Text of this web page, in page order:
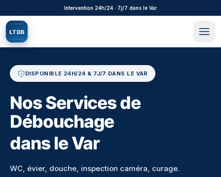
Aller au contenu principalIntervention 24h/24 · 7j/7 dans le Var
LTDB
DISPONIBLE 24H/24 & 7J/7 DANS LE VAR
Nos Services de
Débouchage
dans le Var
WC, évier, douche, inspection caméra, curage.